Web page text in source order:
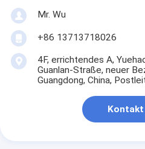
Mr. Wu
+86 13713718026
4F, errichtendes A,
Guanlan-Straße, neuer
Guangdong, China,
Kontakt